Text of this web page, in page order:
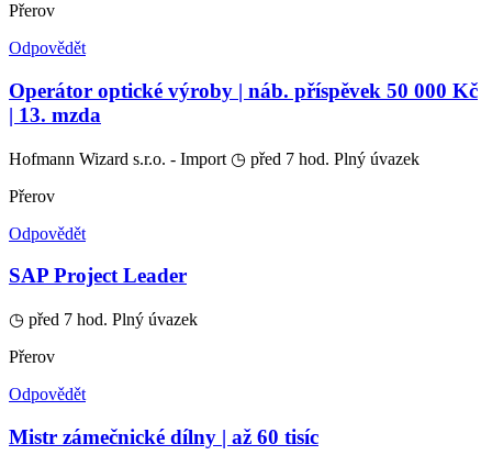
Přerov
Odpovědět
Operátor optické výroby | náb. příspěvek 50 000 Kč
| 13. mzda
Hofmann Wizard s.r.o. - Import ◷ před 7 hod. Plný úvazek
Přerov
Odpovědět
SAP Project Leader
◷ před 7 hod. Plný úvazek
Přerov
Odpovědět
Mistr zámečnické dílny | až 60 tisíc